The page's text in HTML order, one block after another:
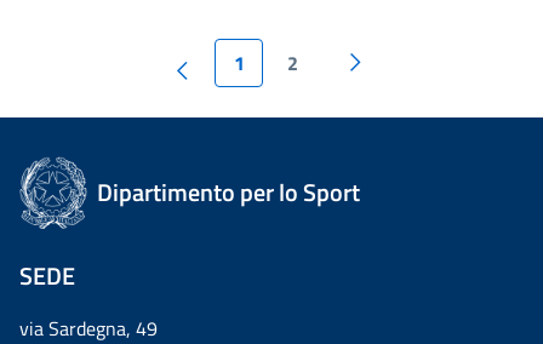
1 2
Dipartimento per lo Sport
SEDE
via Sardegna, 49